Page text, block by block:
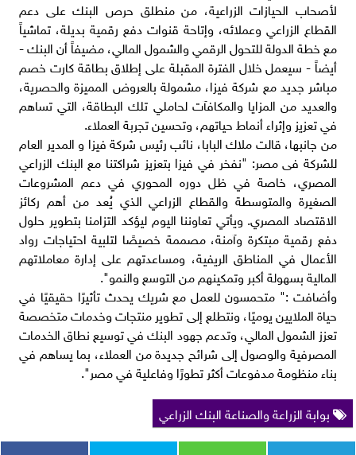
لأصحاب الحيازات الزراعية، من منطلق حرص البنك على دعم
القطاع الزراعي وعملائه، وإتاحة قنوات دفع رقمية بديلة، تماشياً
مع خطة الدولة للتحول الرقمي والشمول المالي، مضيفاً أن البنك -
أيضاً - سيعمل خلال الفترة المقبلة على إطلاق بطاقة كارت خصم
مباشر جديد مع شركة فيزا، مشمولة بالعروض المميزة والحصرية،
والعديد من المزايا والمكافآت لحاملي تلك البطاقة، التي تساهم
في تعزيز وإثراء أنماط حياتهم، وتحسين تجربة العملاء.
من جانبها، قالت ملاك البابا، نائب رئيس شركة فيزا و المدير العام
للشركة فى مصر: "نفخر في فيزا بتعزيز شراكتنا مع البنك الزراعي
المصري، خاصة في ظل دوره المحوري في دعم المشروعات
الصغيرة والمتوسطة والقطاع الزراعي الذي يُعد من أهم ركائز
الاقتصاد المصري. ويأتي تعاوننا اليوم ليؤكد التزامنا بتطوير حلول
دفع رقمية مبتكرة وآمنة، مصممة خصيصًا لتلبية احتياجات رواد
الأعمال في المناطق الريفية، ومساعدتهم على إدارة معاملاتهم
المالية بسهولة أكبر وتمكينهم من التوسع والنمو".
وأضافت :" متحمسون للعمل مع شريك يحدث تأثيرًا حقيقيًا في
حياة الملايين يوميًا، ونتطلع إلى تطوير منتجات وخدمات متخصصة
تعزز الشمول المالي، وتدعم جهود البنك في توسيع نطاق الخدمات
المصرفية والوصول إلى شرائح جديدة من العملاء، بما يساهم في
بناء منظومة مدفوعات أكثر تطورًا وفاعلية في مصر".
بوابة الزراعة والصناعة البنك الزراعي